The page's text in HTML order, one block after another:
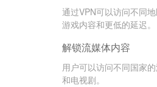
通过VPN可以访问不同
游戏内容和更低的延迟。
解锁流媒体内容
用户可以访问不同国家
和电视剧。